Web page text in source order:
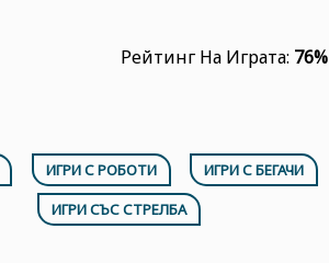
Рейтинг На Играта: 76%
ИГРИ С РОБОТИ
ИГРИ С БЕГАЧИ
ИГРИ СЪС СТРЕЛБА